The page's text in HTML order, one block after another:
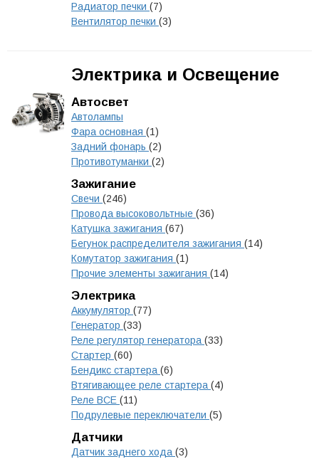
Радиатор печки (7)
Вентилятор печки (3)
Электрика и Освещение
Автосвет
Автолампы
Фара основная (1)
Задний фонарь (2)
Противотуманки (2)
Зажигание
Свечи (246)
Провода высоковольтные (36)
Катушка зажигания (67)
Бегунок распределителя зажигания (14)
Комутатор зажигания (1)
Прочие элементы зажигания (14)
Электрика
Аккумулятор (77)
Генератор (33)
Реле регулятор генератора (33)
Стартер (60)
Бендикс стартера (6)
Втягивающее реле стартера (4)
Реле ВСЕ (11)
Подрулевые переключатели (5)
Датчики
Датчик заднего хода (3)